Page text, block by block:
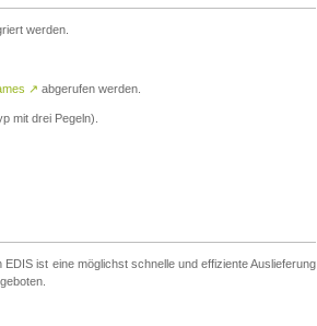
werden.
↗ abgerufen werden.
mit drei Pegeln).
ist eine möglichst schnelle und effiziente Auslieferung